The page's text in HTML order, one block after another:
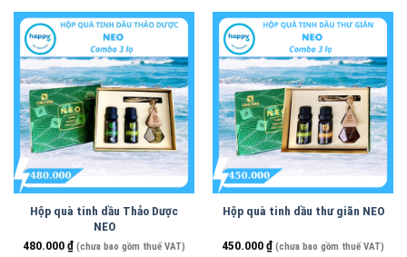
Hộp quà tinh dầu Thảo Dược
NEO
480.000₫ (chưa bao gồm thuế VAT)
Hộp quà tinh dầu thư giãn NEO
450.000₫ (chưa bao gồm thuế VAT)